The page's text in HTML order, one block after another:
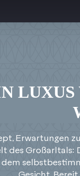
Erwartungen
des Großarltals:
dem